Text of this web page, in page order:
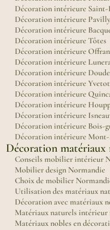
Décoration intérieure
Décoration intérieure Pavilly
Décoration intérieure
Décoration intérieure Tôtes
Décoration intérieure
Décoration intérieure
Décoration intérieure
Décoration intérieure Yvetot
Décoration intérieure
Décoration intérieure
Décoration intérieure
Décoration intérieure Bois-
Décoration intérieure
Décoration matériaux
Conseils mobilier intérieur
Mobilier design Normandie
Choix de mobilier
Utilisation des matériaux
Décoration avec matériaux
Matériaux naturels intérieur
Matériaux nobles en